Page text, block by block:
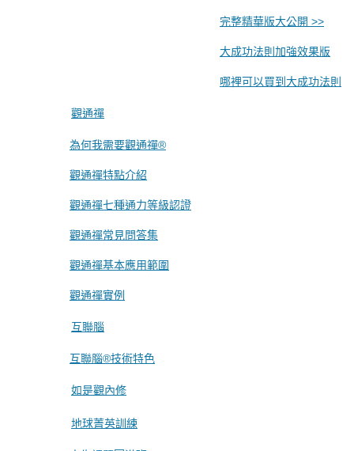
完整精華版大公開 >>
大成功法則加強效果版
哪裡可以買到大成功法則
觀通禪
為何我需要觀通禪®
觀通禪特點介紹
觀通禪七種通力等級認證
觀通禪常見問答集
觀通禪基本應用範圍
觀通禪實例
互聯腦
互聯腦®技術特色
如是觀內修
地球菁英訓練